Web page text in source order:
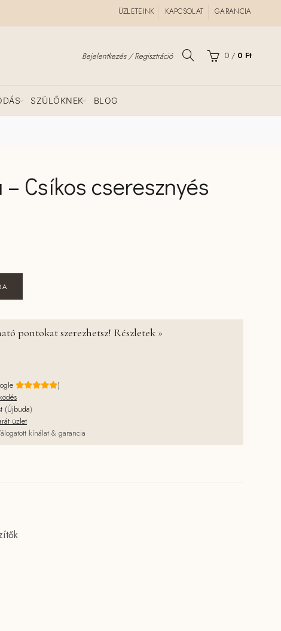
ÜZLETEINK KAPCSOLAT GARANCIA
Bejelentkezés / Regisztráció 0 / 0 Ft
SZÜLŐKNEK BLOG
Csíkos cseresznyés
pontokat szerezhetsz! Részletek »
)
(Újbuda)
üzlet
kínálat & garancia